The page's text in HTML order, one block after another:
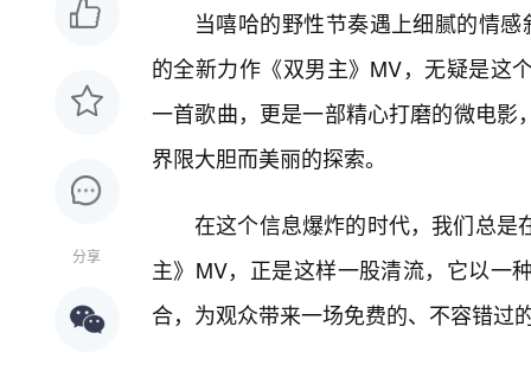
分享
当嘻哈的野性节奏遇上细腻的情
的全新力作《双男主》MV，无疑是这
一首歌曲，更是一部精心打磨的微电
界限大胆而美丽的探索。
在这个信息爆炸的时代，我们总是
主》MV，正是这样一股清流，它以一
合，为观众带来一场免费的、不容错过